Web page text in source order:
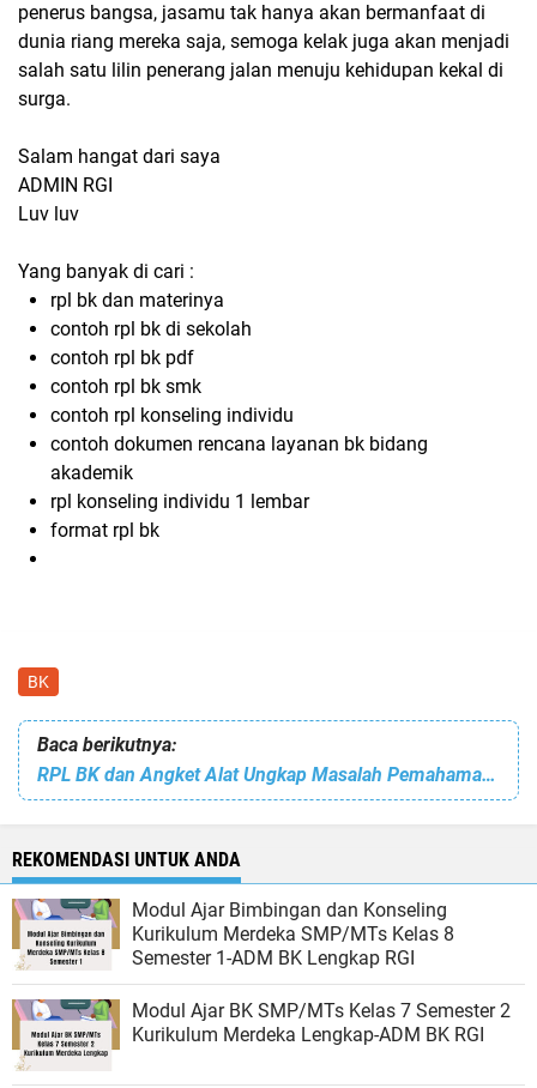
penerus bangsa, jasamu tak hanya akan bermanfaat di
dunia riang mereka saja, semoga kelak juga akan menjadi
salah satu lilin penerang jalan menuju kehidupan kekal di
surga.
Salam hangat dari saya
ADMIN RGI
Luv luv
Yang banyak di cari :
rpl bk dan materinya
contoh rpl bk di sekolah
contoh rpl bk pdf
contoh rpl bk smk
contoh rpl konseling individu
contoh dokumen rencana layanan bk bidang
akademik
rpl konseling individu 1 lembar
format rpl bk
BK
Baca berikutnya:
RPL BK dan Angket Alat Ungkap Masalah Pemahaman Diri (AUMPD) - ADM BK Lengkap RGI
REKOMENDASI UNTUK ANDA
Modul Ajar Bimbingan dan Konseling
Kurikulum Merdeka SMP/MTs Kelas 8
Semester 1-ADM BK Lengkap RGI
Modul Ajar BK SMP/MTs Kelas 7 Semester 2
Kurikulum Merdeka Lengkap-ADM BK RGI